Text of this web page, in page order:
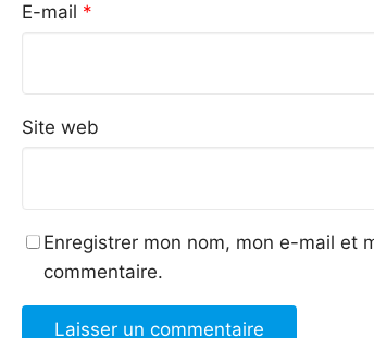
E-mail *
Site web
Enregistrer mon nom, mon e-mail et
commentaire.